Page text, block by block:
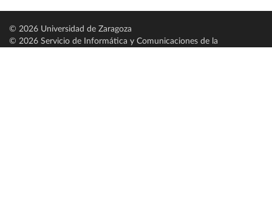
© 2026 Universidad de Zaragoza
© 2026 Servicio de Informática y Comunicaciones de la